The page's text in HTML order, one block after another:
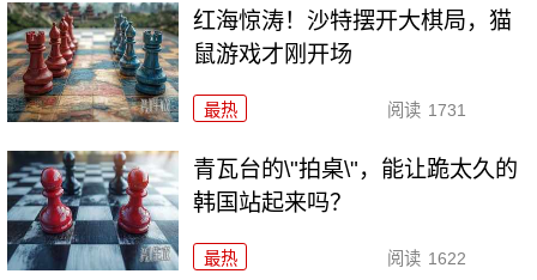
红海惊涛！沙特摆开大棋局，猫
鼠游戏才刚开场
最热 阅读 1731
青瓦台的\"拍桌\"，能让跪太久的
韩国站起来吗？
最热 阅读 1622